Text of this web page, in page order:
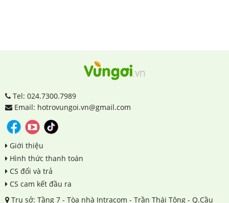
Tel: 024.7300.7989
Email: hotrovungoi.vn@gmail.com
Giới thiệu
Hình thức thanh toán
CS đổi và trả
CS cam kết đầu ra
Trụ sở: Tầng 7 - Tòa nhà Intracom - Trần Thái Tông - Q.Cầu